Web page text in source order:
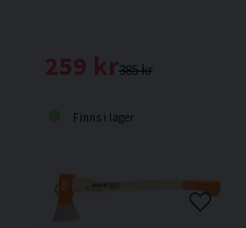
385 kr
259 kr
Finns i lager